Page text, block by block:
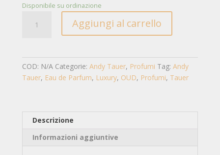
Disponibile su ordinazione
quantità
Aggiungi al carrello
COD: N/A Categorie: Andy Tauer, Profumi Tag: Andy
Tauer, Eau de Parfum, Luxury, OUD, Profumi, Tauer
Descrizione
Informazioni aggiuntive